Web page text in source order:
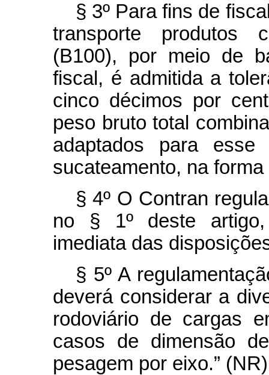
§ 3º Para fins de
transporte produtos
(B100), por meio de
fiscal, é admitida a
cinco décimos por
peso bruto total
adaptados para
sucateamento, na
§ 4º O Contran
no § 1º deste
imediata das
§ 5º A
deverá considerar a
rodoviário de cargas
casos de dimensão
pesagem por eixo.” (NR)